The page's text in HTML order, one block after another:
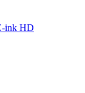
ink HD